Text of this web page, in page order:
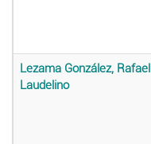
Lezama González, Rafael
Laudelino